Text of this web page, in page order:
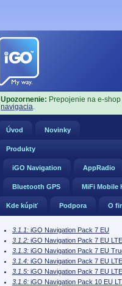
Upozornenie: Prepojenie na e-shop
navigacia.
Úvod Novinky
Produkty
iGO Navigation AppRadio
Bluetooth GPS MiFi Mobile
Kde kúpiť Podpora O
3.1.1: iGO Navigation Pack 7 EU
3.1.2: iGO Navigation Pack 7 EU LTE
3.1.3: iGO Navigation Pack 7 EU
3.1.4: iGO Navigation Pack 7 EU
3.1.5: iGO Navigation Pack 7 EU
3.1.6: iGO Navigation Pack 10 EU